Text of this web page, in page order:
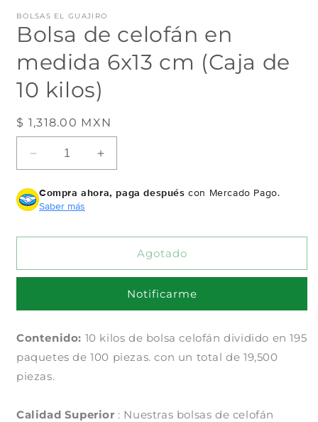
una
ventana
modal
BOLSAS EL GUAJIRO
Bolsa de celofán en
medida 6x13 cm (Caja de
10 kilos)
Precio
habitual
$ 1,318.00 MXN
Reducir
cantidad
para
Bolsa
celofán
6x13
(Caja
10
kilos)
Aumentar
cantidad
para
celofán
6x13
(Caja
10
kilos)
Compra ahora, paga después con Mercado Pago.
Saber más
Agotado
Notificarme
Contenido: 10 kilos de bolsa celofán dividido en 195
paquetes de 100 piezas. con un total de 19,500
piezas.
Calidad Superior : Nuestras bolsas de celofán